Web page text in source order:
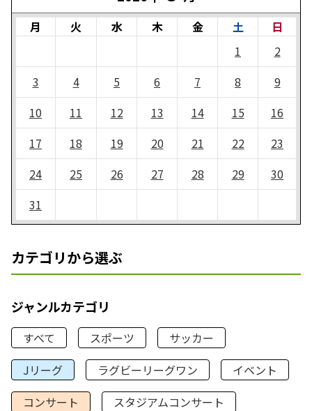
月 火 水 木 金 土
日
1
2
3
4 5 6 7 8
9
10
11 12 13 14 15
16
17
18 19 20 21 22
23
24
25 26 27 28 29
30
31
カテゴリから選ぶ
ジャンルカテゴリ
すべて スポーツ
サッカー
Jリーグ
ラグビーリーグワン
イベント
コンサート
スタジアムコンサート